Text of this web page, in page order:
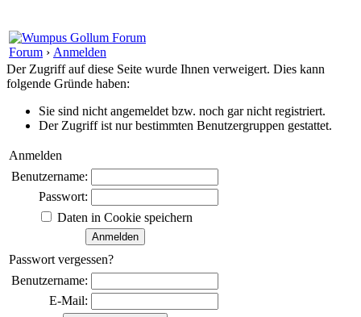
Forum › Anmelden
Der Zugriff auf diese Seite wurde Ihnen verweigert. Dies kann
folgende Gründe haben:
Sie sind nicht angemeldet bzw. noch gar nicht registriert.
Der Zugriff ist nur bestimmten Benutzergruppen gestattet.
Anmelden
Benutzername:
Passwort:
Daten in Cookie speichern
Passwort vergessen?
Benutzername:
E-Mail: